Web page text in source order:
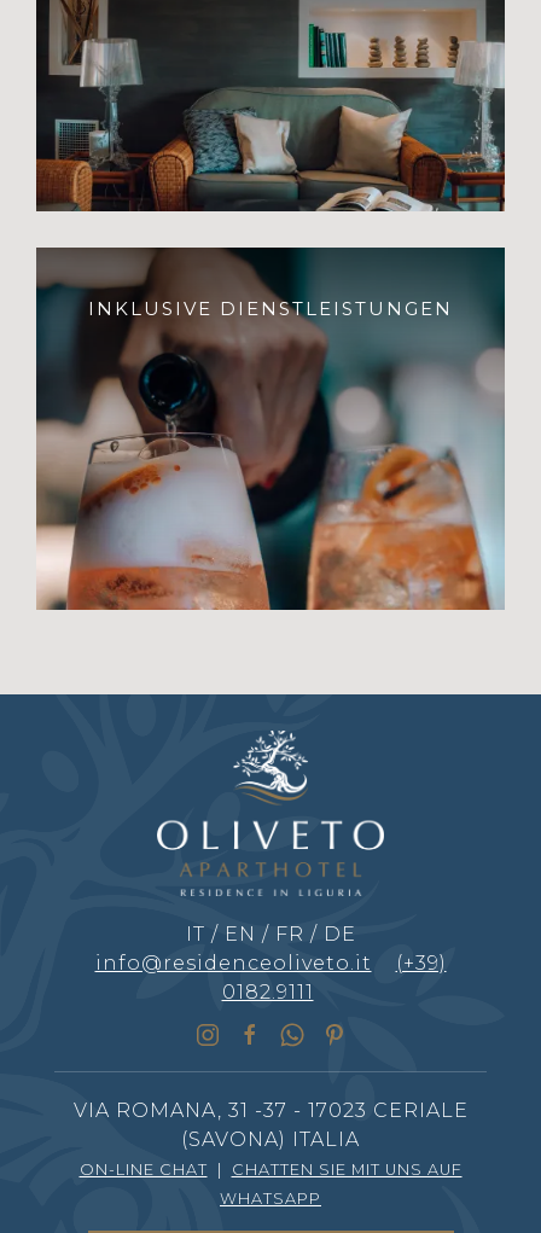
INKLUSIVE DIENSTLEISTUNGEN
IT / EN / FR / DE
info@residenceoliveto.it
(+39)
0182.9111
VIA ROMANA, 31 -37 - 17023 CERIALE
(SAVONA) ITALIA
ON-LINE CHAT
CHATTEN SIE MIT UNS AUF
WHATSAPP